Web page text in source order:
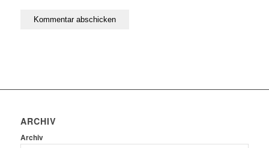
ARCHIV
Archiv